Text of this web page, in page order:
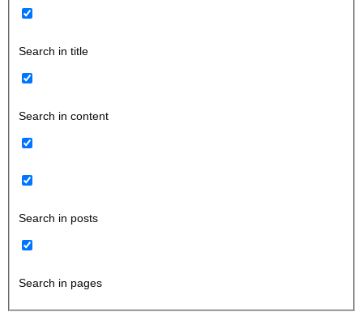
Search in title
Search in content
Search in posts
Search in pages